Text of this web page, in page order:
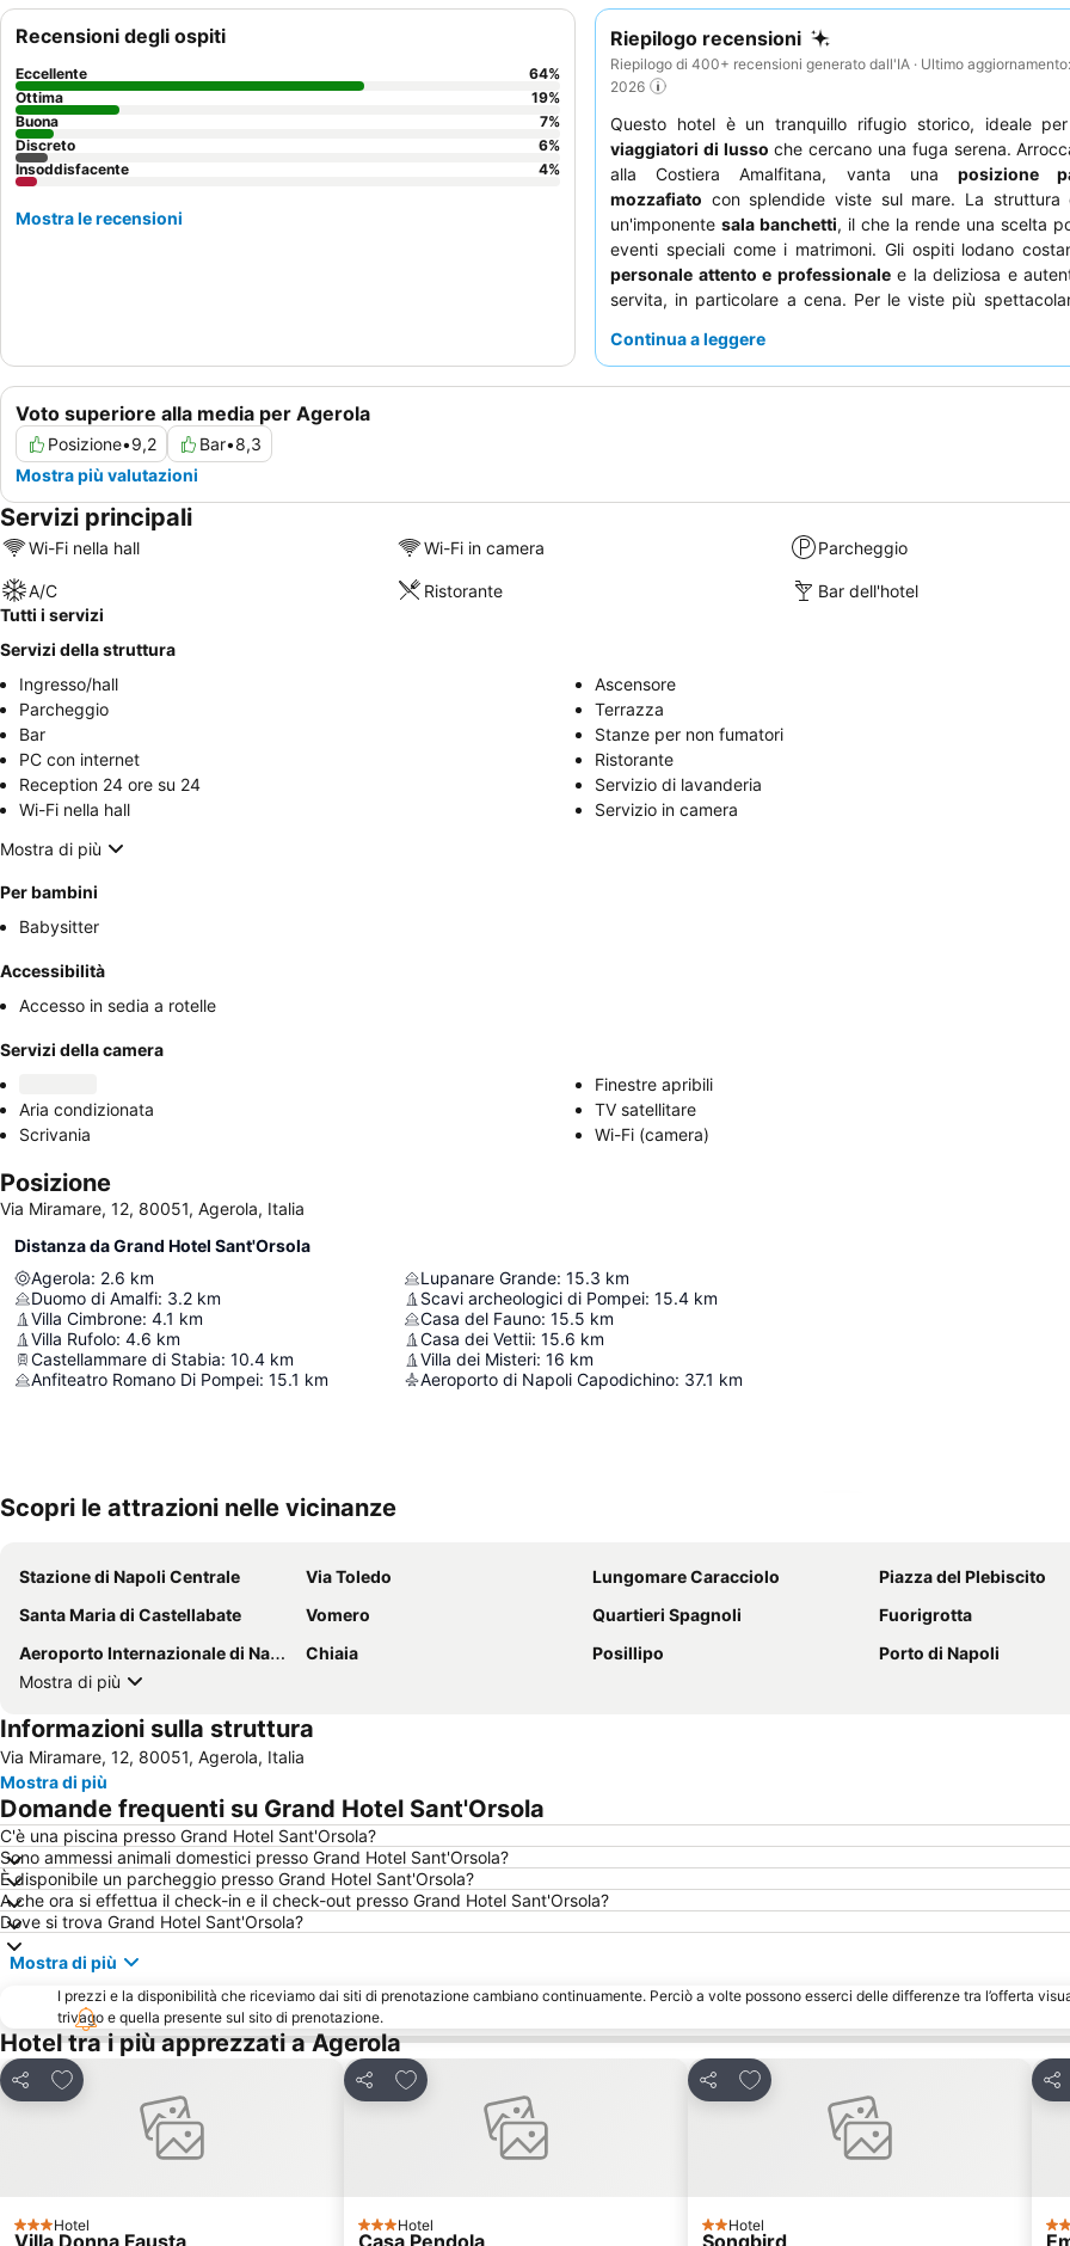
Riepilogo recensioni
Riepilogo di 400+ recensioni generato dall'IA · Ultimo
2026
Questo hotel è un tranquillo rifugio storico, ideale
viaggiatori di lusso che cercano una fuga serena.
alla Costiera Amalfitana, vanta una posizione
mozzafiato con splendide viste sul mare. La struttura
un'imponente sala banchetti, il che la rende una scelta
eventi speciali come i matrimoni. Gli ospiti lodano
personale attento e professionalee la deliziosa e
servita, in particolare a cena. Per le viste più
appieno il paesaggio mozzafiato.
Continua a leggere
Voto superiore alla media per Agerola
Posizione•9,2 Bar•8,3
Mostra più valutazioni
Recensioni degli ospiti
Eccellente 64%
Ottima
19%
Buona
7%
Discreto
6%
Insoddisfacente
4%
Mostra le recensioni
Servizi principali
Wi-Fi nella hall Wi-Fi in camera Parcheggio
A/C Ristorante
Bar dell'hotel
Tutti i servizi
Servizi della struttura
Ingresso/hall
Ascensore
Parcheggio
Terrazza
Bar
Stanze per non fumatori
PC con internet
Ristorante
Reception 24 ore su 24
Servizio di lavanderia
Wi-Fi nella hall
Servizio in camera
Mostra di più
Per bambini
Babysitter
Accessibilità
Accesso in sedia a rotelle
Servizi della camera
Finestre apribili
Aria condizionata
TV satellitare
Scrivania
Wi-Fi (camera)
Posizione
Via Miramare, 12, 80051, Agerola, Italia
Distanza da Grand Hotel Sant'Orsola
Agerola: 2.6 km
Duomo di Amalfi: 3.2 km
Villa Cimbrone: 4.1 km
Villa Rufolo: 4.6 km
Castellammare di Stabia: 10.4 km
Anfiteatro Romano Di Pompei: 15.1 km
Lupanare Grande: 15.3 km
Scavi archeologici di Pompei: 15.4 km
Casa del Fauno: 15.5 km
Casa dei Vettii: 15.6 km
Villa dei Misteri: 16 km
Aeroporto di Napoli Capodichino: 37.1 km
Scopri le attrazioni nelle vicinanze
Stazione di Napoli Centrale Via Toledo Lungomare Caracciolo
Piazza del Plebiscito
Santa Maria di Castellabate
Vomero Quartieri Spagnoli
Fuorigrotta
Aeroporto Internazionale di Napoli - Capodichino
Chiaia Posillipo
Porto di Napoli
Mostra di più
Informazioni sulla struttura
Via Miramare, 12, 80051, Agerola, Italia
Mostra di più
Domande frequenti su Grand Hotel Sant'Orsola
C'è una piscina presso Grand Hotel Sant'Orsola?
Sono ammessi animali domestici presso Grand Hotel Sant'Orsola?
È disponibile un parcheggio presso Grand Hotel Sant'Orsola?
A che ora si effettua il check-in e il check-out presso Grand Hotel Sant'Orsola?
Dove si trova Grand Hotel Sant'Orsola?
Mostra di più
I prezzi e la disponibilità che riceviamo dai siti di prenotazione cambiano continuamente. Perciò a volte possono esserci delle differenze tra l’offerta
trivago e quella presente sul sito di prenotazione.
Hotel tra i più apprezzati a Agerola
Condividi
Aggiungi ai preferiti
3 StelleHotel
Condividi
Aggiungi ai preferiti
3 StelleHotel
Condividi
Aggiungi ai preferiti
2 Stelle
Hotel 3